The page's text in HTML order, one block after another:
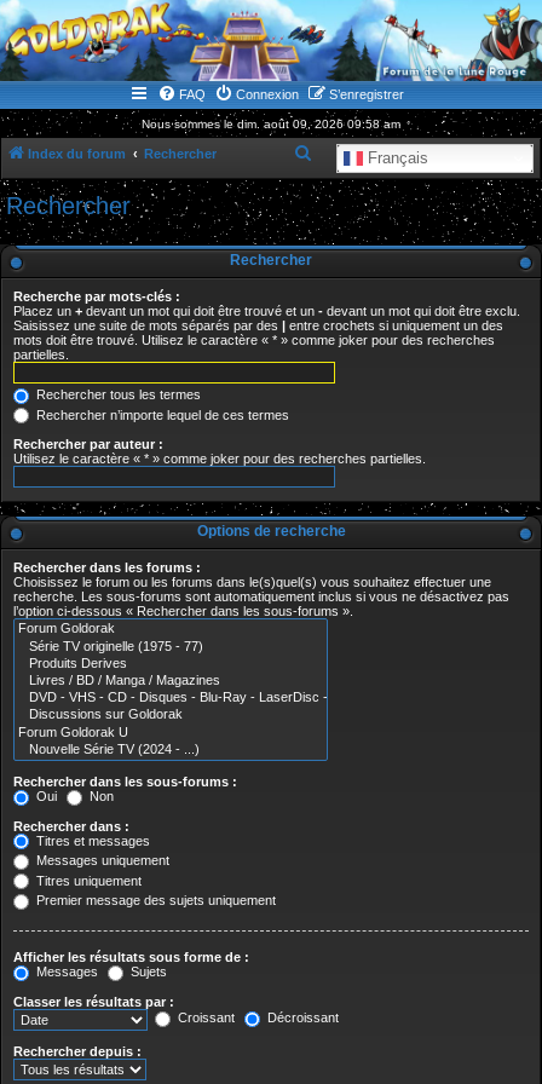
WWW.GOLDORAKGO.COM
le site de la Lune Rouge
FAQ Connexion S’enregistrer
Nous sommes le dim. août 09, 2026 09:58 am
Index du forum Rechercher Français
e
c
h
c
e
Rechercher
Rechercher
Recherche par mots-clés :
Placez un + devant un mot qui doit être trouvé et un - devant un mot qui doit être exclu.
Saisissez une suite de mots séparés par des | entre crochets si uniquement un des
mots doit être trouvé. Utilisez le caractère « * » comme joker pour des recherches
partielles.
Rechercher tous les termes
Rechercher n’importe lequel de ces termes
Rechercher par auteur :
Utilisez le caractère « * » comme joker pour des recherches partielles.
Options de recherche
Rechercher dans les forums :
Choisissez le forum ou les forums dans le(s)quel(s) vous souhaitez effectuer une
recherche. Les sous-forums sont automatiquement inclus si vous ne désactivez pas
l’option ci-dessous « Rechercher dans les sous-forums ».
Rechercher dans les sous-forums :
Oui
Non
Rechercher dans :
Titres et messages
Messages uniquement
Titres uniquement
Premier message des sujets uniquement
Afficher les résultats sous forme de :
Messages
Sujets
Classer les résultats par :
Croissant
Décroissant
Rechercher depuis :